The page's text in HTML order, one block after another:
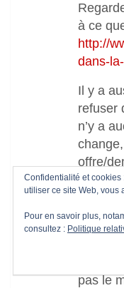
à ce
http://
dans-
Il y a
refuser
n’y a
offre/
bien)
Vous
qu’à
un
tout et
pas le
Confidentialité et cookies
utiliser ce site Web, vous
Pour en savoir plus,
consultez : Politique